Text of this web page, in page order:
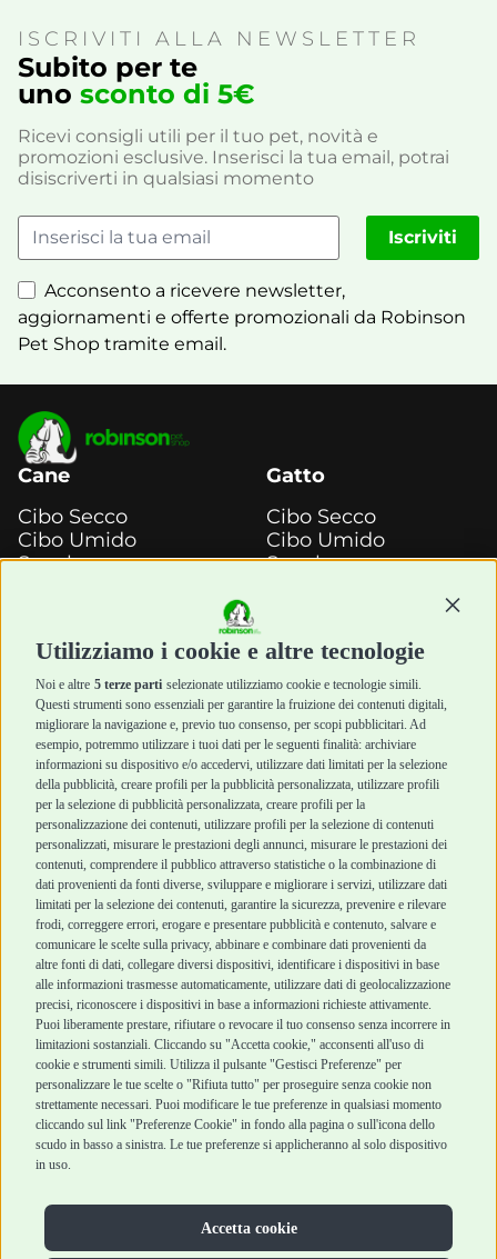
Utilizziamo i cookie e altre tecnologie
Noi e altre 5 terze parti selezionate utilizziamo cookie e tecnologie simili.
Questi strumenti sono essenziali per garantire la fruizione dei contenuti digitali,
migliorare la navigazione e, previo tuo consenso, per scopi pubblicitari. Ad
esempio, potremmo utilizzare i tuoi dati per le seguenti finalità: archiviare
informazioni su dispositivo e/o accedervi, utilizzare dati limitati per la selezione
della pubblicità, creare profili per la pubblicità personalizzata, utilizzare profili
per la selezione di pubblicità personalizzata, creare profili per la
personalizzazione dei contenuti, utilizzare profili per la selezione di contenuti
personalizzati, misurare le prestazioni degli annunci, misurare le prestazioni dei
contenuti, comprendere il pubblico attraverso statistiche o la combinazione di
dati provenienti da fonti diverse, sviluppare e migliorare i servizi, utilizzare dati
limitati per la selezione dei contenuti, garantire la sicurezza, prevenire e rilevare
frodi, correggere errori, erogare e presentare pubblicità e contenuto, salvare e
comunicare le scelte sulla privacy, abbinare e combinare dati provenienti da
altre fonti di dati, collegare diversi dispositivi, identificare i dispositivi in base
alle informazioni trasmesse automaticamente, utilizzare dati di geolocalizzazione
precisi, riconoscere i dispositivi in base a informazioni richieste attivamente.
Puoi liberamente prestare, rifiutare o revocare il tuo consenso senza incorrere in
limitazioni sostanziali. Cliccando su "Accetta cookie," acconsenti all'uso di
cookie e strumenti simili. Utilizza il pulsante "Gestisci Preferenze" per
personalizzare le tue scelte o "Rifiuta tutto" per proseguire senza cookie non
strettamente necessari. Puoi modificare le tue preferenze in qualsiasi momento
cliccando sul link "Preferenze Cookie" in fondo alla pagina o sull'icona dello
scudo in basso a sinistra. Le tue preferenze si applicheranno al solo dispositivo
in uso.
Accetta cookie
ISCRIVITI ALLA NEWSLETTER
Subito per te
uno sconto di 5€
Ricevi consigli utili per il tuo pet, novità e
promozioni esclusive. Inserisci la tua email, potrai
disiscriverti in qualsiasi momento
Acconsento a ricevere newsletter,
aggiornamenti e offerte promozionali da Robinson
Pet Shop tramite email.
Iscriviti
Cane
Cibo Secco
Cibo Umido
Snack e
Igiene e Pulizia
Accessori
Cani Mini
Top Quality
Gatto
Cibo Secco
Cibo Umido
Snack e
Igiene e Pulizia
Accessori
Top Quality
Robinson Pet Shop
Chi siamo
Punti vendita
Marchi
Blog
Assistenza Robinson
Pet Shop
Offerte
Promozioni
Recensioni Feedaty
Acquisti sicuri
Termini e condizioni
di vendita
Cashback
Metodi di
pagamento
Recesso e Reso
Spedizioni
Robinson Pet Shop S.r.l.
Via V. Giovanni Schiaparelli, 21 – 47122 Forlì (FC)
P.iva 04095130409 | REA: FO 329541
info@robinsonpetshop.it | Tel. 0543 096850
Copyright © 2025 Robinsonpetshop.it s.r.l. – Tutti i diritti
Privacy Policy|Cookie Policy